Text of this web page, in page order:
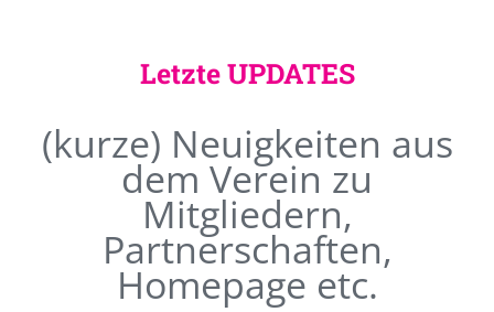
Letzte UPDATES
(kurze) Neuigkeiten aus
dem Verein zu
Mitgliedern,
Partnerschaften,
Homepage etc.